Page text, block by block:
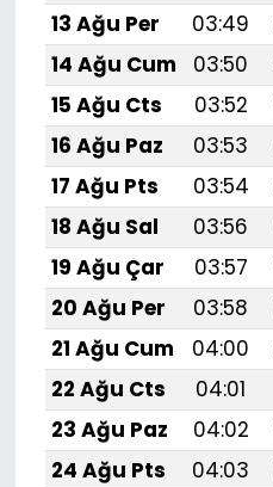
13 Ağu Per
03:49
14 Ağu Cum
03:50
15 Ağu Cts
03:52
16 Ağu Paz
03:53
17 Ağu Pts
03:54
18 Ağu Sal
03:56
19 Ağu Çar
03:57
20 Ağu Per
03:58
21 Ağu Cum
04:00
22 Ağu Cts
04:01
23 Ağu Paz
04:02
24 Ağu Pts
04:03